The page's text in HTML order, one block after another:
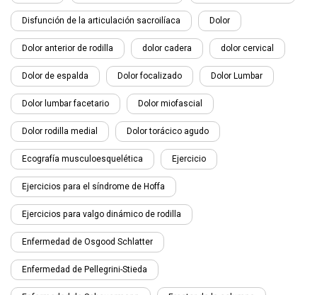
Disfunción de la articulación sacroilíaca Dolor
Dolor anterior de rodilla dolor cadera dolor cervical
Dolor de espalda Dolor focalizado Dolor Lumbar
Dolor lumbar facetario Dolor miofascial
Dolor rodilla medial Dolor torácico agudo
Ecografía musculoesquelética Ejercicio
Ejercicios para el síndrome de Hoffa
Ejercicios para valgo dinámico de rodilla
Enfermedad de Osgood Schlatter
Enfermedad de Pellegrini-Stieda